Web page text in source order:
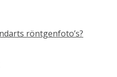
röntgenfoto’s?